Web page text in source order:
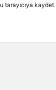
tarayıcıya kaydet.